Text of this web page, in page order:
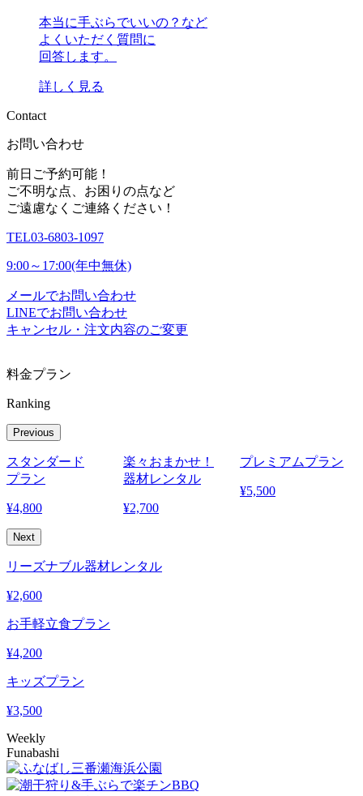
本当に手ぶらでいいの？など
よくいただく質問に
回答します。
詳しく見る
Contact
お問い合わせ
前日ご予約可能！
ご不明な点、お困りの点など
ご遠慮なくご連絡ください！
TEL03-6803-1097
9:00～17:00(年中無休)
メールでお問い合わせ
LINEでお問い合わせ
キャンセル・注文内容のご変更
料金プラン
Ranking
Previous
スタンダード
プラン
¥4,800
楽々おまかせ！
器材レンタル
¥2,700
プレミアムプラン
¥5,500
Next
リーズナブル器材レンタル
¥2,600
お手軽立食プラン
¥4,200
キッズプラン
¥3,500
Weekly
Funabashi